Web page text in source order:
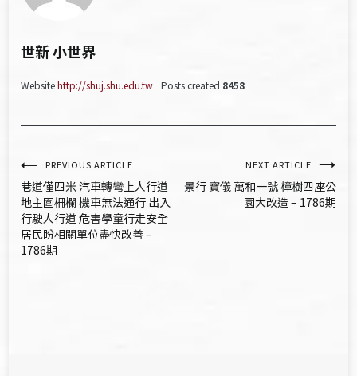
世新 小世界
Websitehttp://shuj.shu.edu.tw Posts created 8458
文
章
導
覽
PREVIOUS ARTICLE
巷道僅四米 汽車轉彎上人行道
地主圍柵欄 機車無法通行 出入
行駛人行道 危害學童行走安全
居民盼相關單位盡快改善 –
1786期
NEXT ARTICLE
景行 寶儀 萬和一號 樟樹四座公
園大改造 – 1786期